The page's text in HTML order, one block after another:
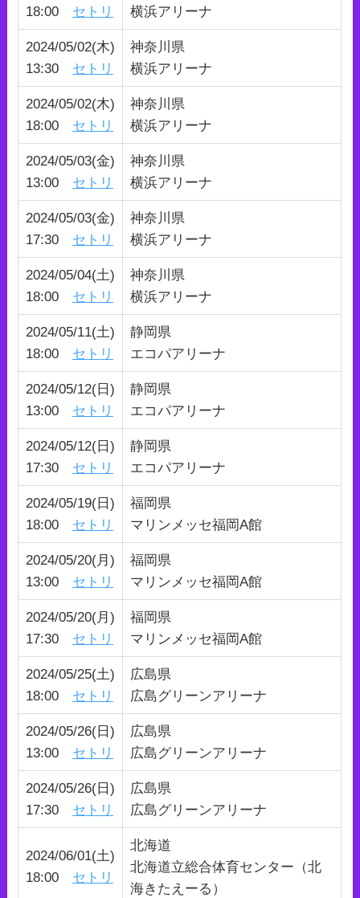
18:00 セトリ
横浜アリーナ
2024/05/02(木)
13:30 セトリ
神奈川県
横浜アリーナ
2024/05/02(木)
18:00 セトリ
神奈川県
横浜アリーナ
2024/05/03(金)
13:00 セトリ
神奈川県
横浜アリーナ
2024/05/03(金)
17:30 セトリ
神奈川県
横浜アリーナ
2024/05/04(土)
18:00 セトリ
神奈川県
横浜アリーナ
2024/05/11(土)
18:00 セトリ
静岡県
エコパアリーナ
2024/05/12(日)
13:00 セトリ
静岡県
エコパアリーナ
2024/05/12(日)
17:30 セトリ
静岡県
エコパアリーナ
2024/05/19(日)
18:00 セトリ
福岡県
マリンメッセ福岡A館
2024/05/20(月)
13:00 セトリ
福岡県
マリンメッセ福岡A館
2024/05/20(月)
17:30 セトリ
福岡県
マリンメッセ福岡A館
2024/05/25(土)
18:00 セトリ
広島県
広島グリーンアリーナ
2024/05/26(日)
13:00 セトリ
広島県
広島グリーンアリーナ
2024/05/26(日)
17:30 セトリ
広島県
広島グリーンアリーナ
2024/06/01(土)
18:00 セトリ
北海道
北海道立総合体育センター（北
海きたえーる）